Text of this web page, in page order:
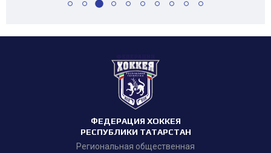
ФЕДЕРАЦИЯ ХОККЕЯ
РЕСПУБЛИКИ ТАТАРСТАН
Региональная общественная